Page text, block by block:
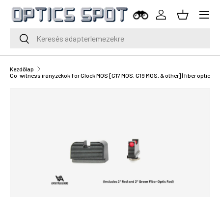
Ugrás a tartalomra
Keresés
Keresés
Bejelentkezés
Kosár
Menü
Kezdőlap
Co-witness irányzékok for Glock MOS [G17 MOS, G19 MOS, & other] | fiber optic